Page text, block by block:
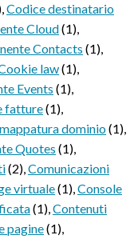
,Codice destinatario
Cloud(1),
Contacts (1),
law(1),
Events (1),
fatture(1),
dominio(1),
Quotes (1),
(2),Comunicazioni
virtuale(1),Console
(1),Contenuti
pagine(1),